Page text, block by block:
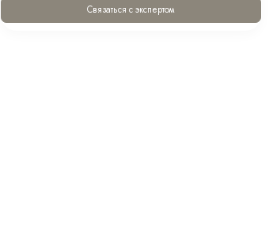
Связаться с экспертом